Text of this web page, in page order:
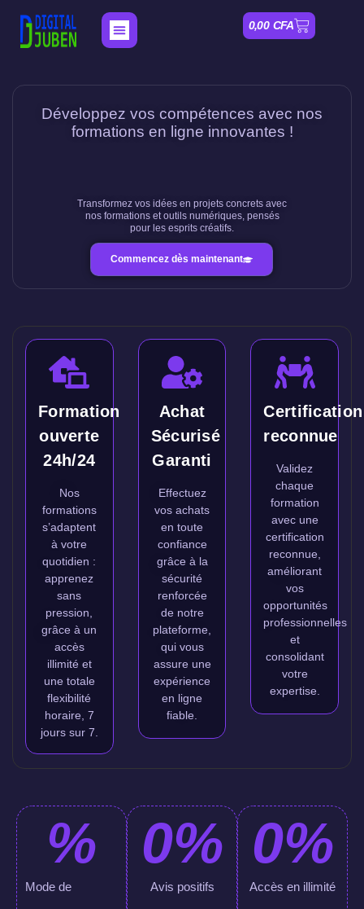
0,00 CFA
Développez vos compétences avec nos
formations en ligne innovantes !
Transformez vos idées en projets concrets avec
nos formations et outils numériques, pensés
pour les esprits créatifs.
Commencez dès maintenant
Formation
ouverte
24h/24
Nos
formations
s’adaptent
à votre
quotidien :
apprenez
sans
pression,
grâce à un
accès
illimité et
une totale
flexibilité
horaire, 7
jours sur 7.
Achat
Sécurisé
Garanti
Effectuez
vos achats
en toute
confiance
grâce à la
sécurité
renforcée
de notre
plateforme,
qui vous
assure une
expérience
en ligne
fiable.
Certification
reconnue
Validez
chaque
formation
avec une
certification
reconnue,
améliorant
vos
opportunités
professionnelles
et
consolidant
votre
expertise.
Mode de
%
Avis positifs
0%
Accès en illimité
0%